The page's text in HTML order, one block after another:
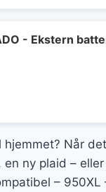
- Ekstern
Når
ny plaid –
–